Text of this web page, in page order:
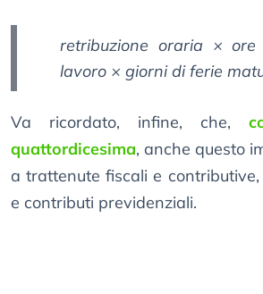
retribuzione oraria ×
lavoro × giorni di ferie
Va ricordato, infine, che,
quattordicesima, anche questo
a trattenute fiscali e
e contributi previdenziali.